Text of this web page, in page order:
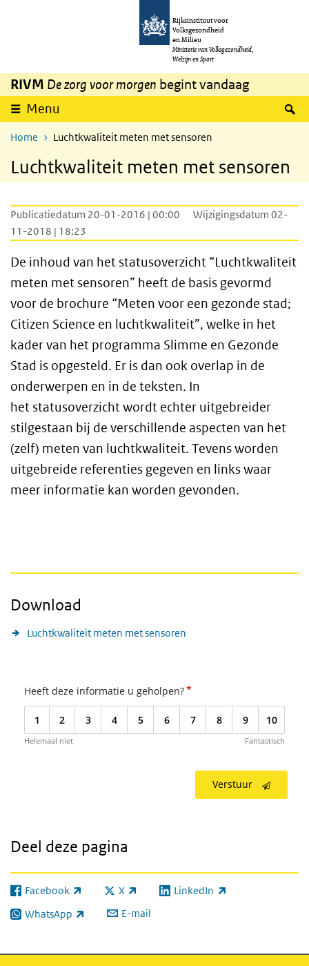
Overslaan en naar de inhoud gaan
Rijksinstituut voor
Volksgezondheid
en Milieu
Ministerie van Volksgezondheid,
Welzijn en Sport
RIVM De zorg voor morgen begint vandaag
Menu
Home Luchtkwaliteit meten met sensoren
Luchtkwaliteit meten met sensoren
Publicatiedatum 20-01-2016 | 00:00
Wijzigingsdatum 02-
11-2018 | 18:23
De inhoud van het statusoverzicht “Luchtkwaliteit
meten met sensoren” heeft de basis gevormd
voor de brochure “Meten voor een gezonde stad;
Citizen Science en luchtkwaliteit”, welke in het
kader van het programma Slimme en Gezonde
Stad is opgesteld. Er is dan ook overlap in de
onderwerpen en in de teksten. In
het statusoverzicht wordt echter uitgebreider
stilgestaan bij de verschillende aspecten van het
(zelf) meten van luchtkwaliteit. Tevens worden
uitgebreide referenties gegeven en links waar
meer informatie kan worden gevonden.
Download
Luchtkwaliteit meten met sensoren
Heeft deze informatie u geholpen?*
1 2 3 4 5 6 7 8 9 10
Helemaal niet Fantastisch
Verstuur
Deel deze pagina
Facebook
(externe link) X
(externe link) LinkedIn
(externe link)
WhatsApp
(externe link) E-mail